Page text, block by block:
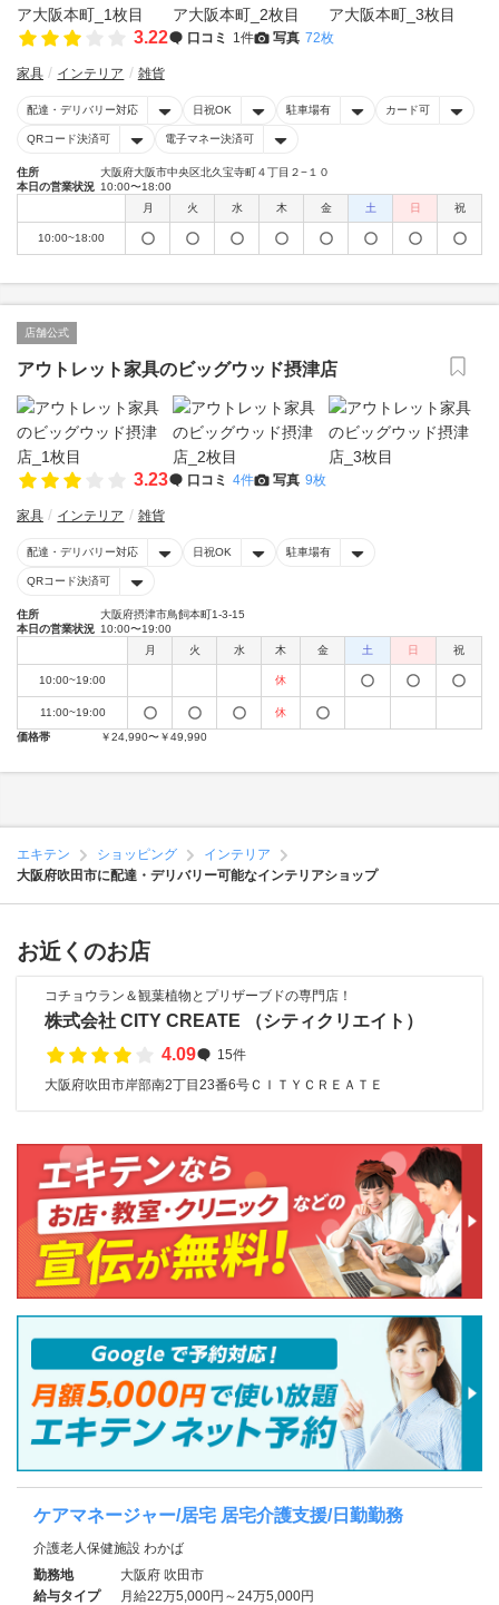
3.22 口コミ 1件 写真 72枚
家具 インテリア 雑貨
配達・デリバリー対応 日祝OK 駐車場有 カード可
QRコード決済可 電子マネー決済可
住所
大阪府大阪市中央区北久宝寺町４丁目２−１０
本日の営業状況 10:00〜18:00
月
火 水 木 金 土 日 祝
10:00~18:00
店舗公式
アウトレット家具のビッグウッド摂津店
3.23 口コミ 4件 写真 9枚
家具 インテリア 雑貨
配達・デリバリー対応 日祝OK 駐車場有
QRコード決済可
住所
大阪府摂津市鳥飼本町1-3-15
本日の営業状況 10:00〜19:00
月
火 水 木 金 土 日 祝
10:00~19:00 休
11:00~19:00
休
価格帯
￥24,990〜￥49,990
エキテン ショッピング
インテリア
大阪府吹田市に配達・デリバリー可能なインテリアショップ
お近くのお店
コチョウラン＆観葉植物とプリザーブドの専門店！
株式会社 CITY CREATE （シティクリエイト）
4.09
15件
大阪府吹田市岸部南2丁目23番6号ＣＩＴＹＣＲＥＡＴＥ
ケアマネージャー/居宅 居宅介護支援/日勤勤務
介護老人保健施設 わかば
勤務地
大阪府 吹田市
給与タイプ
月給22万5,000円～24万5,000円